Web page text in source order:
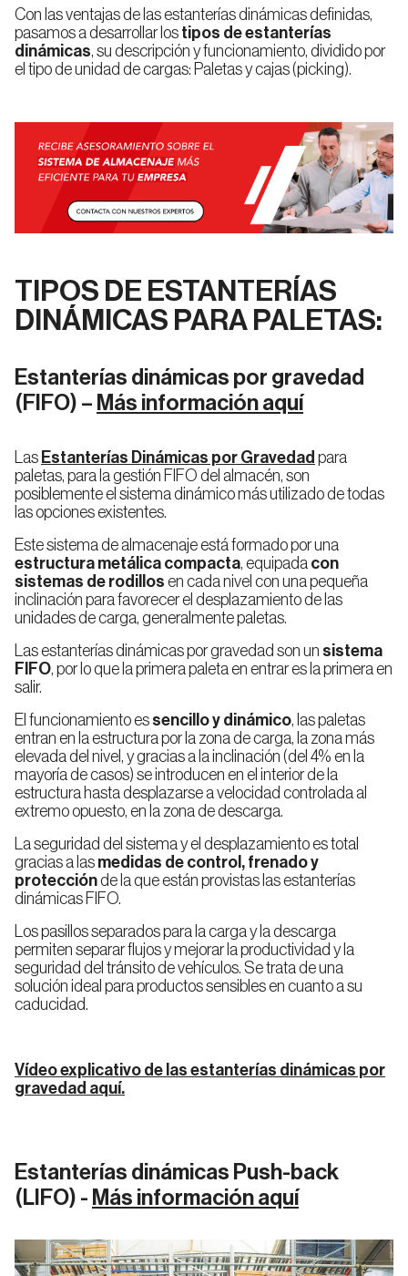
Media
Carga
Picking
Pasillos
Elevados
Murcia Navarra
Valencia
Con las ventajas de las estanterías dinámicas definidas,
pasamos a desarrollar los tipos de estanterías
dinámicas, su descripción y funcionamiento, dividido por
el tipo de unidad de cargas: Paletas y cajas (picking).
TIPOS DE ESTANTERÍAS
DINÁMICAS PARA PALETAS:
Estanterías dinámicas por gravedad
(FIFO) – Más información aquí
Las Estanterías Dinámicas por Gravedad para
paletas, para la gestión FIFO del almacén, son
posiblemente el sistema dinámico más utilizado de todas
las opciones existentes.
Este sistema de almacenaje está formado por una
estructura metálica compacta, equipada con
sistemas de rodillos en cada nivel con una pequeña
inclinación para favorecer el desplazamiento de las
unidades de carga, generalmente paletas.
Las estanterías dinámicas por gravedad son un sistema
FIFO, por lo que la primera paleta en entrar es la primera en
salir.
El funcionamiento es sencillo y dinámico, las paletas
entran en la estructura por la zona de carga, la zona más
elevada del nivel, y gracias a la inclinación (del 4% en la
mayoría de casos) se introducen en el interior de la
estructura hasta desplazarse a velocidad controlada al
extremo opuesto, en la zona de descarga.
La seguridad del sistema y el desplazamiento es total
gracias a las medidas de control, frenado y
protecciónde la que están provistas las estanterías
dinámicas FIFO.
Los pasillos separados para la carga y la descarga
permiten separar flujos y mejorar la productividad y la
seguridad del tránsito de vehículos. Se trata de una
solución ideal para productos sensibles en cuanto a su
caducidad.
Vídeo explicativo de las estanterías dinámicas por
gravedad aquí.
Estanterías dinámicas Push-back
(LIFO) - Más información aquí